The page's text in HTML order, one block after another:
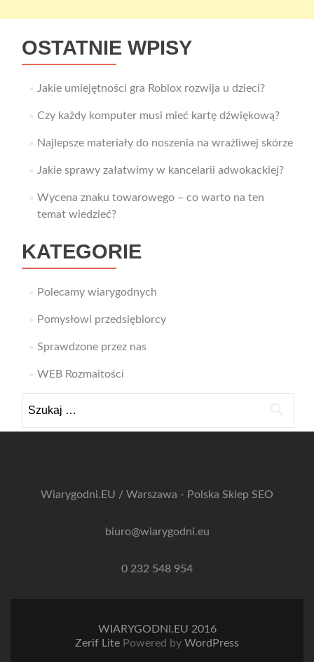
OSTATNIE WPISY
Jakie umiejętności gra Roblox rozwija u dzieci?
Czy każdy komputer musi mieć kartę dźwiękową?
Najlepsze materiały do noszenia na wrażliwej skórze
Jakie sprawy załatwimy w kancelarii adwokackiej?
Wycena znaku towarowego – co warto na ten
temat wiedzieć?
KATEGORIE
Polecamy wiarygodnych
Pomysłowi przedsiębiorcy
Sprawdzone przez nas
WEB Rozmaitości
Wiarygodni.EU / Warszawa - Polska Sklep SEO
biuro@wiarygodni.eu
0 232 548 954
WIARYGODNI.EU 2016
Zerif Lite Powered by WordPress